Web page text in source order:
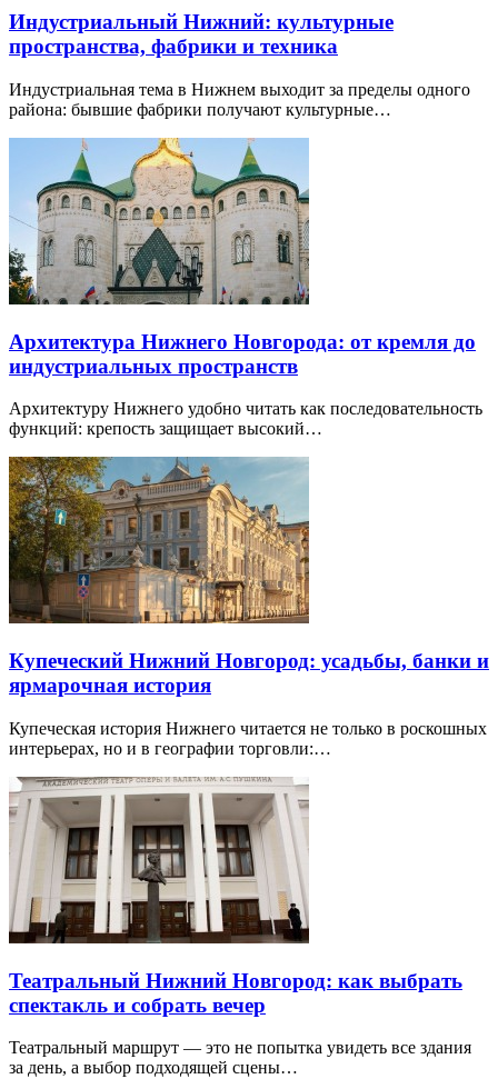
Индустриальный Нижний: культурные
пространства, фабрики и техника
Индустриальная тема в Нижнем выходит за пределы одного
района: бывшие фабрики получают культурные…
Архитектура Нижнего Новгорода: от кремля до
индустриальных пространств
Архитектуру Нижнего удобно читать как последовательность
функций: крепость защищает высокий…
Купеческий Нижний Новгород: усадьбы, банки и
ярмарочная история
Купеческая история Нижнего читается не только в роскошных
интерьерах, но и в географии торговли:…
Театральный Нижний Новгород: как выбрать
спектакль и собрать вечер
Театральный маршрут — это не попытка увидеть все здания
за день, а выбор подходящей сцены…